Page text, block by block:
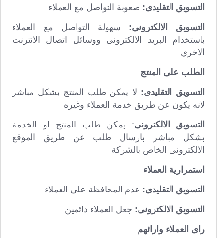
التسويق التقليدى: صعوبة التواصل مع العملاء
التسويق الالكترونى: سهولة التواصل مع العملاء
باستخدام البريد الالكترونى ووسائل اتصال الانترنت
الاخري
الطلب على المنتج
التسويق التقليدى: لا يمكن طلب المنتج بشكل مباشر
لانه يكون عن طريق خدمة العملاء وغيره
التسويق الالكترونى: يمكن طلب المنتج او الخدمة
بشكل مباشر بارسال طلب عن طريق الموقع
الالكترونى الخاص بالشركة
استمرارية العملاء
التسويق التقليدى: عدم المحافظة على العملاء
التسويق الالكترونى: جعل العملاء دائمين
راى العملاء وارائهم